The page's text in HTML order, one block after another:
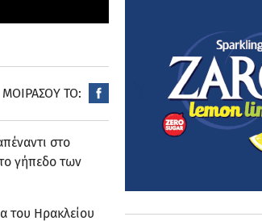
ΜΟΙΡΑΣΟΥ ΤΟ:
στο
γήπεδο των
του Ηρακλείου